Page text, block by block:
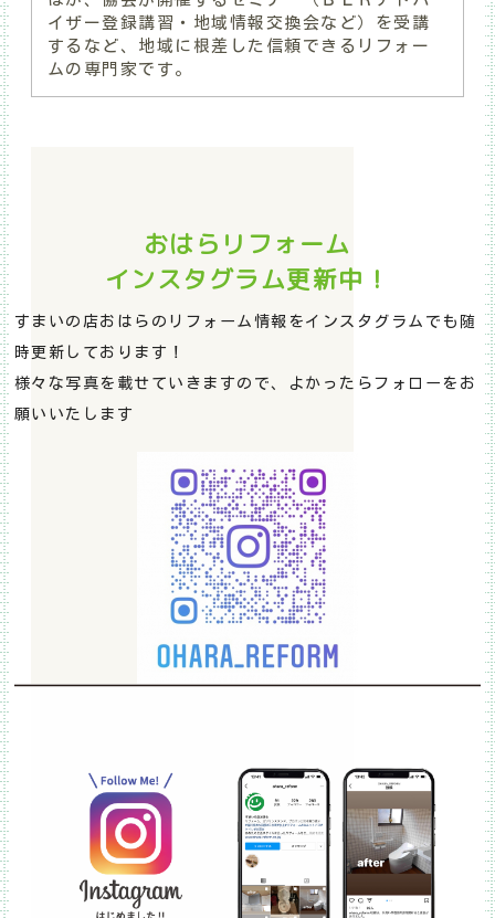
イザー登録講習・地域情報交換会など）を受講
するなど、地域に根差した信頼できるリフォー
ムの専門家です。
おはらリフォーム
インスタグラム更新中！
すまいの店おはらのリフォーム情報をインスタグラムでも随
時更新しております！
様々な写真を載せていきますので、よかったらフォローをお
願いいたします